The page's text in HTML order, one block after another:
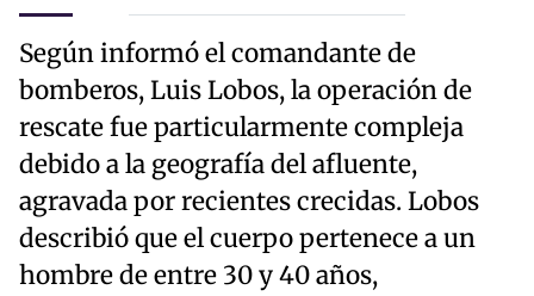
Según informó el comandante de
bomberos, Luis Lobos, la operación de
rescate fue particularmente compleja
debido a la geografía del afluente,
agravada por recientes crecidas. Lobos
describió que el cuerpo pertenece a un
hombre de entre 30 y 40 años,